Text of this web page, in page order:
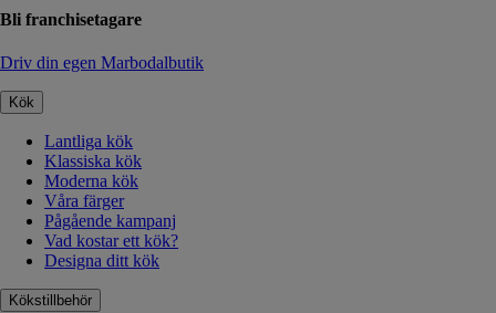
Bli franchisetagare
Driv din egen Marbodalbutik
Kök
Lantliga kök
Klassiska kök
Moderna kök
Våra färger
Pågående kampanj
Vad kostar ett kök?
Designa ditt kök
Kökstillbehör